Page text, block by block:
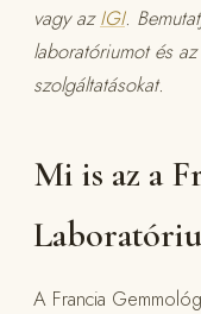
vagy azIGI.
laboratóriumot és
szolgáltatásokat.
Mi is az a
A Francia